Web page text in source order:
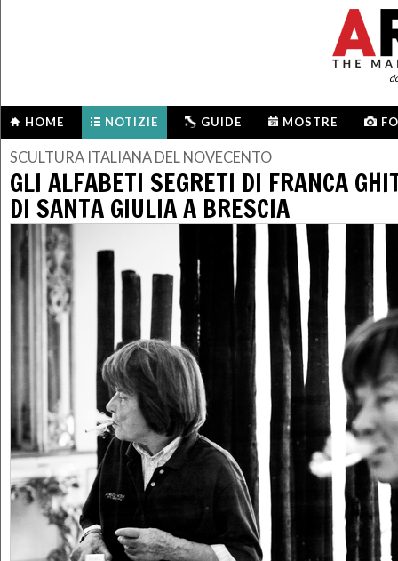
HOME NOTIZIE GUIDE MOSTRE
SCULTURA ITALIANA DEL NOVECENTO
GLI ALFABETI SEGRETI DI FRANCA
DI SANTA GIULIA A BRESCIA